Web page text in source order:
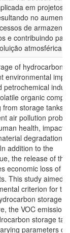
em projetos
no
de
e contribuindo
atmosférica.
of hydrocarbons
environmental
petrochemical
organic
from storage tanks
air pollution
health, impacts
degradation
addition to the
the release of
economic loss of
This study aimed
criterion for the
storage
the VOC
storage
parameters of